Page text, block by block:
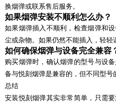
换烟弹或联系售后服务。
如果烟弹安装不顺利怎么办？
如果烟弹插入不顺利，检查烟弹和
尘或杂物。如果仍然不能插入，轻轻
如何确保烟弹与设备完全兼容
购买烟弹时，确认烟弹的型号与设
备与悦刻烟弹是兼容的，但不同型号
总结
安装悦刻烟弹其实非常简单，只需